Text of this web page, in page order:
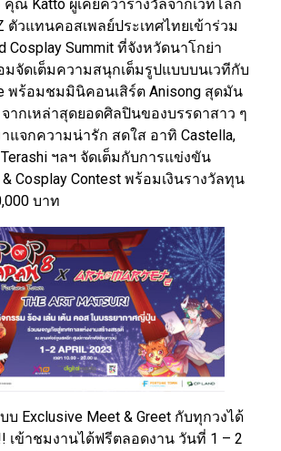
คุณ Katto ผู้เคยคว้ารางวัลจากเวทีโลก
ตัวแทนคอสเพลย์ประเทศไทยเข้าร่วม
Cosplay Summit ที่จังหวัดนาโกย่า
จัดเต็มความสนุกเต็มรูปแบบบนเวทีกับ
พร้อมชมมินิคอนเสิร์ต Anisong สุดมัน
ากเหล่าสุดยอดศิลปินของบรรดาสาว ๆ
แจกความน่ารัก สดใส อาทิ Castella,
Terashi ฯลฯ จัดเต็มกับการแข่งขัน
& Cosplay Contest พร้อมเงินรางวัลทุน
บาท
Exclusive Meet & Greet กับทุกวงได้
เข้าชมงานได้ฟรีตลอดงาน วันที่ 1 – 2